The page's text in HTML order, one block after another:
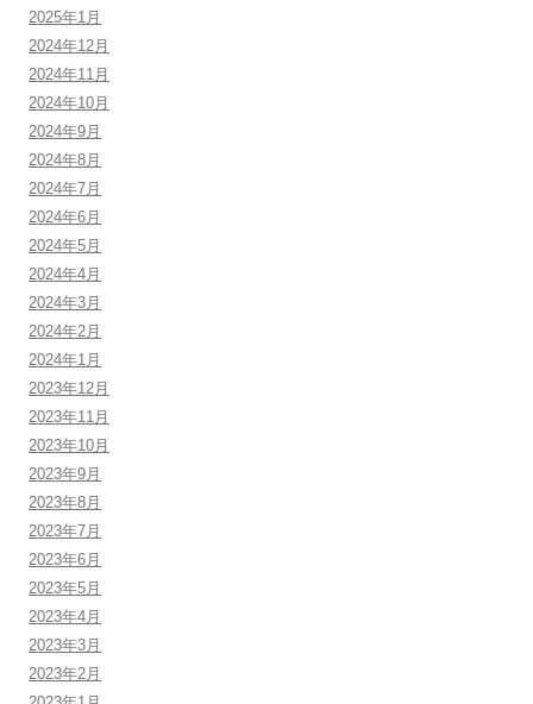
2025年1月
2024年12月
2024年11月
2024年10月
2024年9月
2024年8月
2024年7月
2024年6月
2024年5月
2024年4月
2024年3月
2024年2月
2024年1月
2023年12月
2023年11月
2023年10月
2023年9月
2023年8月
2023年7月
2023年6月
2023年5月
2023年4月
2023年3月
2023年2月